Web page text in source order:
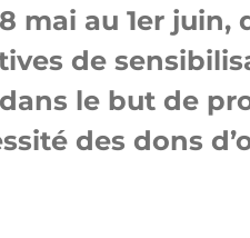
mai au 1er
de
le but de
des dons